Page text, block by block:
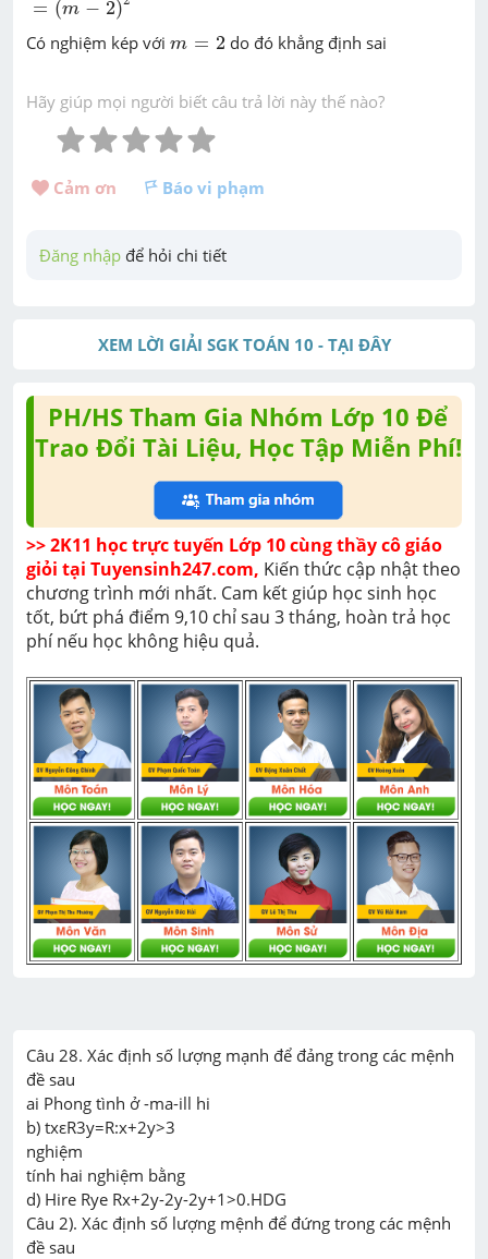
= (m − 2)
Có nghiệm kép với m = 2
m =2 do đó khẳng định sai
Hãy giúp mọi người biết câu trả lời này thế nào?
Cảm ơn Báo vi phạm
Đăng nhập để hỏi chi tiết
XEM LỜI GIẢI SGK TOÁN 10 - TẠI ĐÂY
PH/HS Tham Gia Nhóm Lớp 10 Để
Trao Đổi Tài Liệu, Học Tập Miễn Phí!
>> 2K11 học trực tuyến Lớp 10 cùng thầy cô giáo
giỏi tại Tuyensinh247.com, Kiến thức cập nhật theo
chương trình mới nhất. Cam kết giúp học sinh học
tốt, bứt phá điểm 9,10 chỉ sau 3 tháng, hoàn trả học
phí nếu học không hiệu quả.
Câu 28. Xác định số lượng mạnh để đảng trong các mệnh
đề sau
ai Phong tình ở -ma-ill hi
b) txεR3y=R:x+2y>3
nghiệm
tính hai nghiệm bằng
d) Hire Rye Rx+2y-2y-2y+1>0.HDG
Câu 2). Xác định số lượng mệnh để đứng trong các mệnh
đề sau